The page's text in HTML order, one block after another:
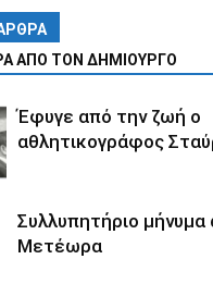
ΑΠΟ ΤΟΝ ΔΗΜΙΟΥΡΓΟ
Έφυγε από την ζωή ο
αθλητικογράφος
Συλλυπητήριο μήνυμα
Μετέωρα